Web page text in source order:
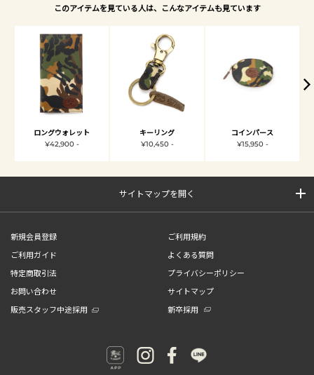
このアイテムを見ている人は、こんなアイテムも見ています
ロングウォレット
¥42,900 -
キーリング
¥10,450 -
コインパース
¥15,950 -
サイトマップを開く
新規会員登録
ご利用規約
ご利用ガイド
よくある質問
特定商取引法
プライバシーポリシー
お問い合わせ
サイトマップ
販売スタッフ中途採用
新卒採用